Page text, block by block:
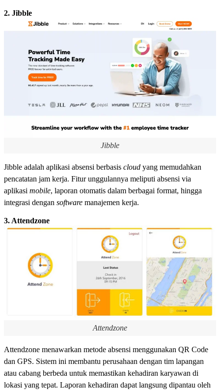
2. Jibble
Jibble
Jibble adalah aplikasi absensi berbasis cloud yang memudahkan
pencatatan jam kerja. Fitur unggulannya meliputi absensi via
aplikasi mobile, laporan otomatis dalam berbagai format, hingga
integrasi dengan software manajemen kerja.
3. Attendzone
Attendzone
Attendzone menawarkan metode absensi menggunakan QR Code
dan GPS. Sistem ini membantu perusahaan dengan tim lapangan
atau cabang berbeda untuk memastikan kehadiran karyawan di
lokasi yang tepat. Laporan kehadiran dapat langsung dipantau oleh